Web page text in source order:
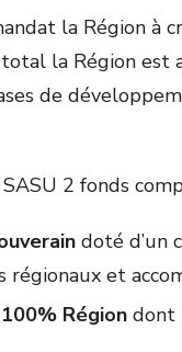
la Région à
la Région est
de
2 fonds
doté d’un
régionaux et
Région dont